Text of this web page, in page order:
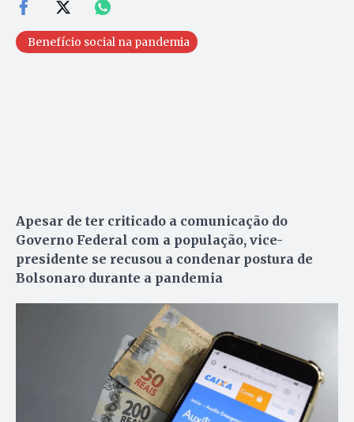
Benefício social na pandemia
Apesar de ter criticado a comunicação do
Governo Federal com a população, vice-
presidente se recusou a condenar postura de
Bolsonaro durante a pandemia